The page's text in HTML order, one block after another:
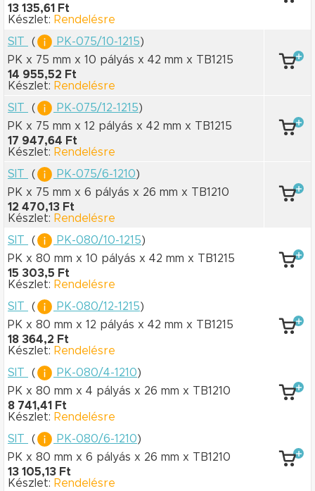
13 135,61 Ft
Készlet: Rendelésre
SIT
( PK-075/10-1215)
PK x 75 mm x 10 pályás x 42 mm x TB1215
14 955,52 Ft
Készlet: Rendelésre
SIT
( PK-075/12-1215)
PK x 75 mm x 12 pályás x 42 mm x TB1215
17 947,64 Ft
Készlet: Rendelésre
SIT
( PK-075/6-1210)
PK x 75 mm x 6 pályás x 26 mm x TB1210
12 470,13 Ft
Készlet: Rendelésre
SIT
( PK-080/10-1215)
PK x 80 mm x 10 pályás x 42 mm x TB1215
15 303,5 Ft
Készlet: Rendelésre
SIT
( PK-080/12-1215)
PK x 80 mm x 12 pályás x 42 mm x TB1215
18 364,2 Ft
Készlet: Rendelésre
SIT
( PK-080/4-1210)
PK x 80 mm x 4 pályás x 26 mm x TB1210
8 741,41 Ft
Készlet: Rendelésre
SIT
( PK-080/6-1210)
PK x 80 mm x 6 pályás x 26 mm x TB1210
13 105,13 Ft
Készlet: Rendelésre